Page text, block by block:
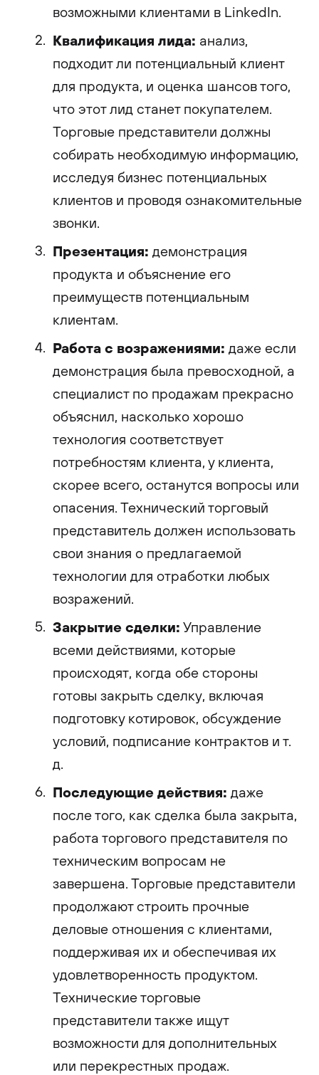
возможными клиентами в LinkedIn.
Квалификация лида: анализ,
подходит ли потенциальный клиент
для продукта, и оценка шансов того,
что этот лид станет покупателем.
Торговые представители должны
собирать необходимую информацию,
исследуя бизнес потенциальных
клиентов и проводя ознакомительные
звонки.
Презентация: демонстрация
продукта и объяснение его
преимуществ потенциальным
клиентам.
Работа с возражениями: даже если
демонстрация была превосходной, а
специалист по продажам прекрасно
объяснил, насколько хорошо
технология соответствует
потребностям клиента, у клиента,
скорее всего, останутся вопросы или
опасения. Технический торговый
представитель должен использовать
свои знания о предлагаемой
технологии для отработки любых
возражений.
Закрытие сделки: Управление
всеми действиями, которые
происходят, когда обе стороны
готовы закрыть сделку, включая
подготовку котировок, обсуждение
условий, подписание контрактов и т.
д.
Последующие действия: даже
после того, как сделка была закрыта,
работа торгового представителя по
техническим вопросам не
завершена. Торговые представители
продолжают строить прочные
деловые отношения с клиентами,
поддерживая их и обеспечивая их
удовлетворенность продуктом.
Технические торговые
представители также ищут
возможности для дополнительных
или перекрестных продаж.